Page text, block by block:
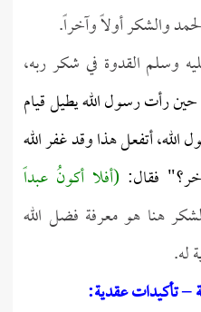
والشكر أولاً وآخراً.
وسلم القدوة في شكر ربه،
رأت رسول الله يطيل قيام
الله، أتفعل هذا وقد غفر الله
فقال: (أفلا أكونُ عبداً
هنا هو معرفة فضل الله
له.
– تأكيدات عقدية: